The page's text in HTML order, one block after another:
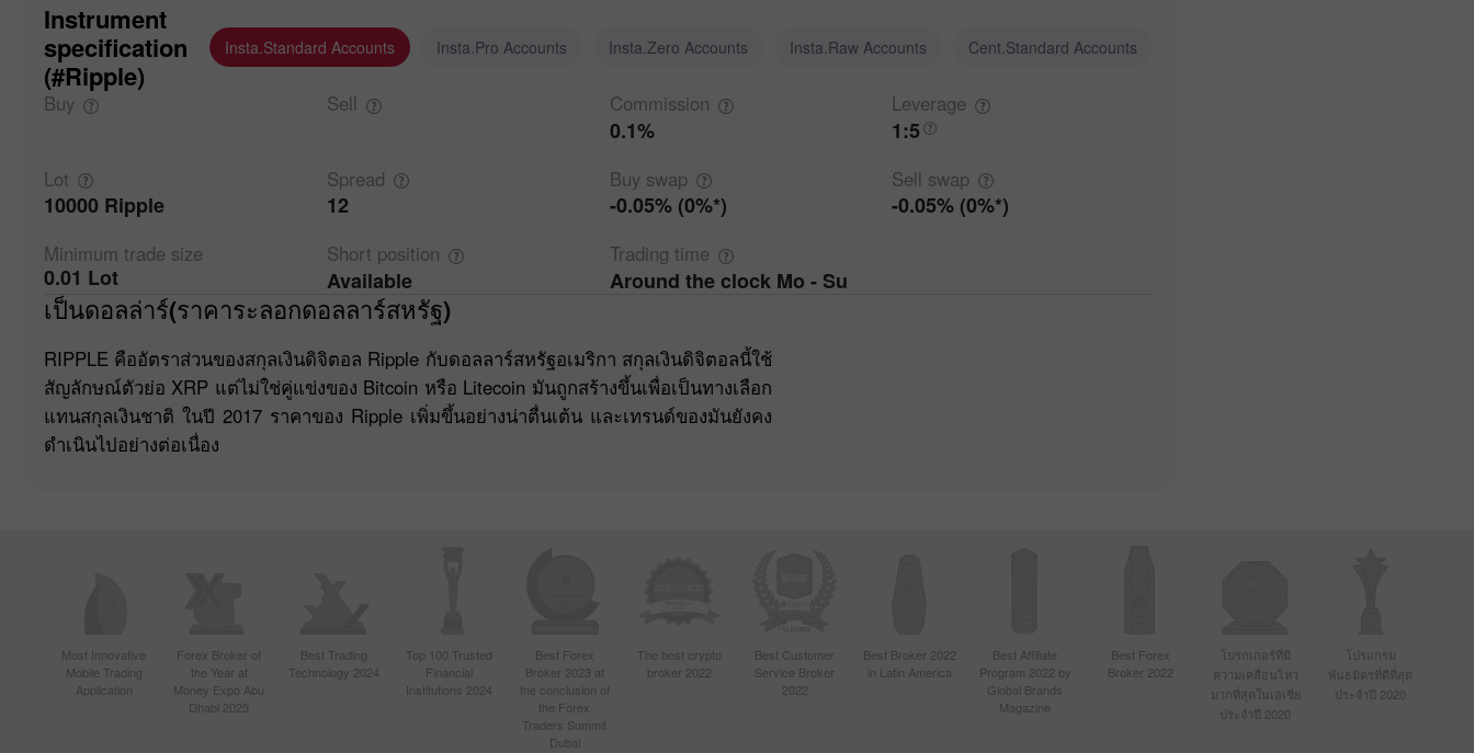
Instrument
specification
(#Ripple)
Insta.Standard Accounts Insta.Pro Accounts Insta.Zero Accounts Insta.Raw Accounts Cent.Standard Accounts
Buy Sell Commission
0.1%
Leverage
1:5
Lot
10000 Ripple
Spread
12
Buy swap
-0.05% (0%*)
Sell swap
-0.05% (0%*)
Minimum trade size
0.01 Lot
Short position
Available
Trading time
Around the clock Mo - Su
เป็นดอลล่าร์(ราคาระลอกดอลลาร์สหรัฐ)
RIPPLE คืออัตราส่วนของสกุลเงินดิจิตอล Ripple กับดอลลาร์สหรัฐอเมริกา สกุลเงินดิจิตอลนี้ใช้
สัญลักษณ์ตัวย่อ XRP แต่ไม่ใช่คู่แข่งของ Bitcoin หรือ Litecoin มันถูกสร้างขึ้นเพื่อเป็นทางเลือก
แทนสกุลเงินชาติ ในปี 2017 ราคาของ Ripple เพิ่มขึ้นอย่างน่าตื่นเต้น และเทรนด์ของมันยังคง
ดำเนินไปอย่างต่อเนื่อง
Most Innovative
Mobile Trading
Application
Forex Broker of
the Year at
Money Expo Abu
Dhabi 2025
Best Trading
Technology 2024
Top 100 Trusted
Financial
Institutions 2024
Best Forex
Broker 2023 at
the conclusion of
the Forex
Traders Summit
Dubai
The best crypto
broker 2022
Best Customer
Service Broker
2022
Best Broker 2022
in Latin America
Best Affiliate
Program 2022 by
Global Brands
Magazine
Best Forex
Broker 2022
โบรกเกอร์ที่มี
ความเคลื่อนไหว
มากที่สุดในเอเชีย
ประจำปี 2020
โปรแกรม
พันธมิตรที่ดีที่สุด
ประจำปี 2020